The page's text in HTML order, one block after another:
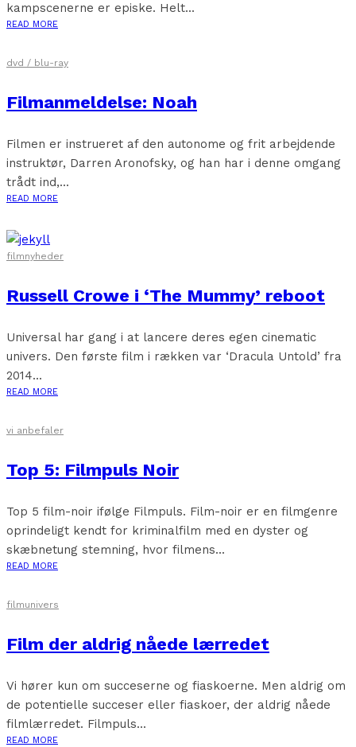
kampscenerne er episke. Helt...
READ MORE
dvd / blu-ray
Filmanmeldelse: Noah
Filmen er instrueret af den autonome og frit arbejdende
instruktør, Darren Aronofsky, og han har i denne omgang
trådt ind,...
READ MORE
filmnyheder
Russell Crowe i ‘The Mummy’ reboot
Universal har gang i at lancere deres egen cinematic
univers. Den første film i rækken var ‘Dracula Untold’ fra
2014...
READ MORE
vi anbefaler
Top 5: Filmpuls Noir
Top 5 film-noir ifølge Filmpuls. Film-noir er en filmgenre
oprindeligt kendt for kriminalfilm med en dyster og
skæbnetung stemning, hvor filmens...
READ MORE
filmunivers
Film der aldrig nåede lærredet
Vi hører kun om succeserne og fiaskoerne. Men aldrig om
de potentielle succeser eller fiaskoer, der aldrig nåede
filmlærredet. Filmpuls...
READ MORE